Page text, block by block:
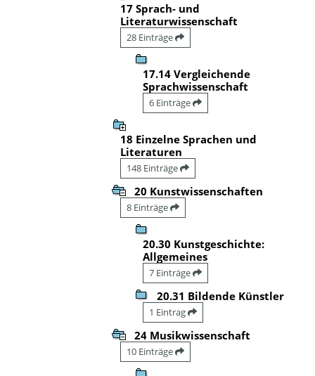
17 Sprach- und
Literaturwissenschaft
28 Einträge
17.14 Vergleichende
Sprachwissenschaft
6 Einträge
18 Einzelne Sprachen und
Literaturen
148 Einträge
20 Kunstwissenschaften
8 Einträge
20.30 Kunstgeschichte:
Allgemeines
7 Einträge
20.31 Bildende Künstler
1 Eintrag
24 Musikwissenschaft
10 Einträge